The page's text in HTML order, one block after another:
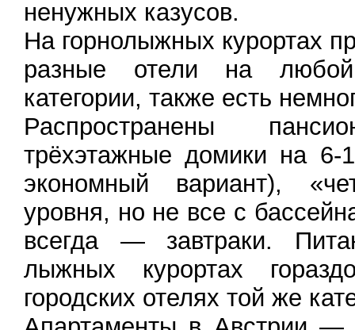
ненужных казусов.
На горнолыжных курортах
разные отели на
категории, также есть
Распространены
трёхэтажные домики на
экономный вариант),
уровня, но не все с
всегда — завтраки.
лыжных курортах
городских отелях той же